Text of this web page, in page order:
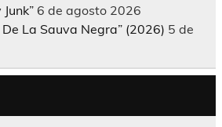
6 de agosto 2026
La Sauva Negra” (2026) 5 de